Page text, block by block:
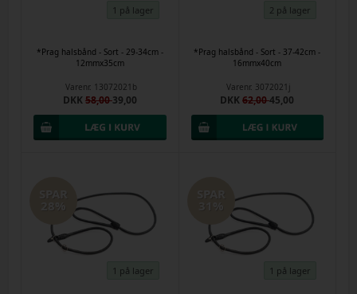
1 på lager
*Prag halsbånd - Sort - 29-34cm -
12mmx35cm
Varenr. 13072021b
DKK58,0039,00
2 på lager
*Prag halsbånd - Sort - 37-42cm -
16mmx40cm
Varenr. 3072021j
DKK62,0045,00
1 på lager 1 på lager